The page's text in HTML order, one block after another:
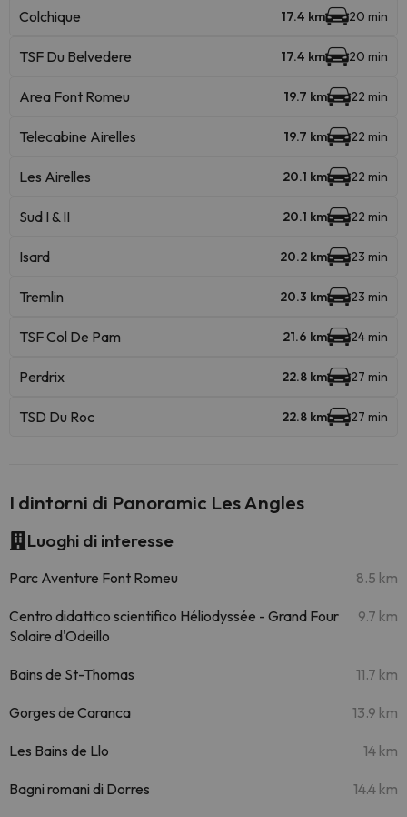
Colchique 17.4 km 20 min
TSF Du Belvedere 17.4 km 20 min
Area Font Romeu 19.7 km 22 min
Telecabine Airelles 19.7 km 22 min
Les Airelles 20.1 km 22 min
Sud I & II 20.1 km 22 min
Isard 20.2 km 23 min
Tremlin 20.3 km 23 min
TSF Col De Pam 21.6 km 24 min
Perdrix 22.8 km 27 min
TSD Du Roc 22.8 km 27 min
I dintorni di Panoramic Les Angles
Luoghi di interesse
Parc Aventure Font Romeu 8.5 km
Centro didattico scientifico Héliodyssée - Grand Four
Solaire d'Odeillo
9.7 km
Bains de St-Thomas 11.7 km
Gorges de Caranca 13.9 km
Les Bains de Llo 14 km
Bagni romani di Dorres 14.4 km